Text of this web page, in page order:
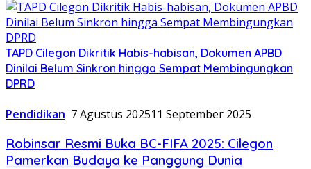
TAPD Cilegon Dikritik Habis-habisan, Dokumen APBD
Dinilai Belum Sinkron hingga Sempat Membingungkan
DPRD
Pendidikan 7 Agustus 202511 September 2025
Robinsar Resmi Buka BC-FIFA 2025: Cilegon
Pamerkan Budaya ke Panggung Dunia